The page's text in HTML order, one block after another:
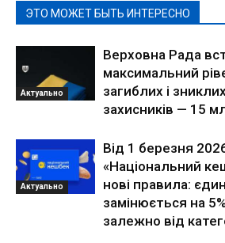
ЭТО МОЖЕТ БЫТЬ ИНТЕРЕСНО
Актуально
Верховна Рада
максимальний
загиблих і
захисників — 15
Актуально
Від 1 березня
«Національний
нові правила:
замінюється на
залежно від